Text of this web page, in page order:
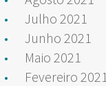
Julho 2021
Junho 2021
Maio 2021
Fevereiro 2021